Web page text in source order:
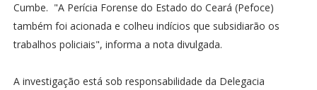
Cumbe. "A Perícia Forense do Estado do Ceará (Pefoce)
também foi acionada e colheu indícios que subsidiarão os
trabalhos policiais", informa a nota divulgada.
A investigação está sob responsabilidade da Delegacia